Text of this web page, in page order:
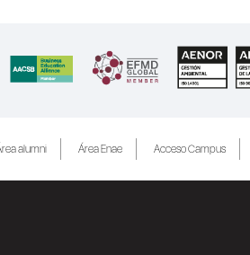
alumni Área Enae Acceso Campus